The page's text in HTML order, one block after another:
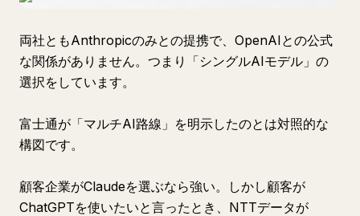
両社ともAnthropicのみとの提携で、OpenAIとの公式
な関係がありません。つまり「シングルAIモデル」の
選択をしています。
富士通が「マルチAI路線」を明示したのとは対照的な
構図です。
顧客企業がClaudeを選ぶなら強い。しかし顧客が
ChatGPTを使いたいと言ったとき、NTTデータが